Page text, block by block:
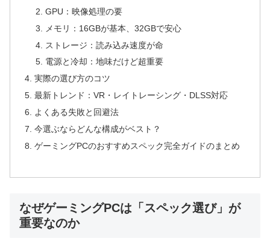
GPU：映像処理の要
メモリ：16GBが基本、32GBで安心
ストレージ：読み込み速度が命
電源と冷却：地味だけど超重要
実際の選び方のコツ
最新トレンド：VR・レイトレーシング・DLSS対応
よくある失敗と回避法
今選ぶならどんな構成がベスト？
ゲーミングPCのおすすめスペック完全ガイドのまとめ
なぜゲーミングPCは「スペック選び」が
重要なのか